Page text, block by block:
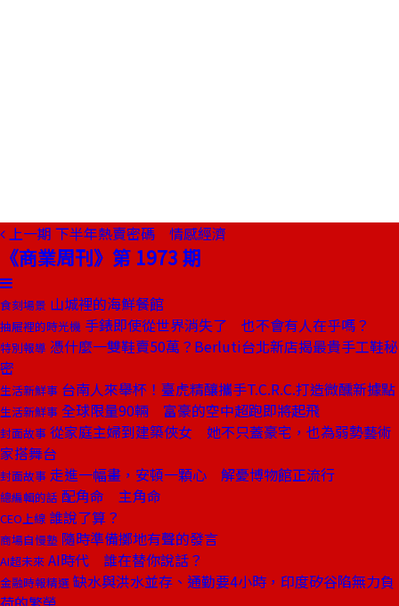
上一期 下半年熱賣密碼 情感經濟
《商業周刊》第 1973 期
食刻場景 山城裡的海鮮餐館
抽屜裡的時光機 手錶即使從世界消失了 也不會有人在乎嗎？
特別報導 憑什麼一雙鞋賣50萬？Berluti台北新店揭最貴手工鞋秘
密
生活新鮮事 台南人來舉杯！臺虎精釀攜手T.C.R.C.打造微醺新據點
生活新鮮事 全球限量90輛 富豪的空中超跑即將起飛
封面故事 從家庭主婦到建築俠女 她不只蓋豪宅，也為弱勢藝術
家搭舞台
封面故事 走進一幅畫，安頓一顆心 解憂博物館正流行
總編輯的話 配角命 主角命
CEO上線 誰說了算？
商場自慢塾 隨時準備擲地有聲的發言
AI超未來 AI時代 誰在替你說話？
金融時報精選 缺水與洪水並存、通勤要4小時，印度矽谷陷無力負